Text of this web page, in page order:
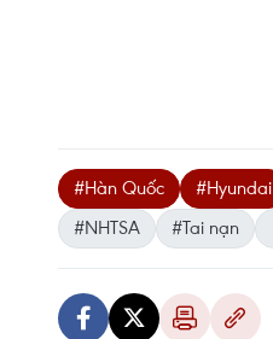
#Hàn Quốc #Hyundai
#NHTSA
#Tai nạn